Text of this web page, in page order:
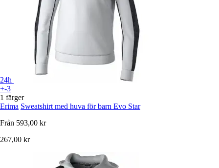
24h
+-3
1 färger
Erima Sweatshirt med huva för barn Evo Star
Från 593,00 kr
267,00 kr